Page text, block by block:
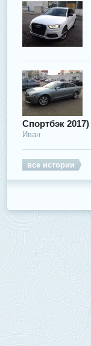
Спортбэк 2017)
Иван
все истории